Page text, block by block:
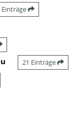
Einträge
21 Einträge